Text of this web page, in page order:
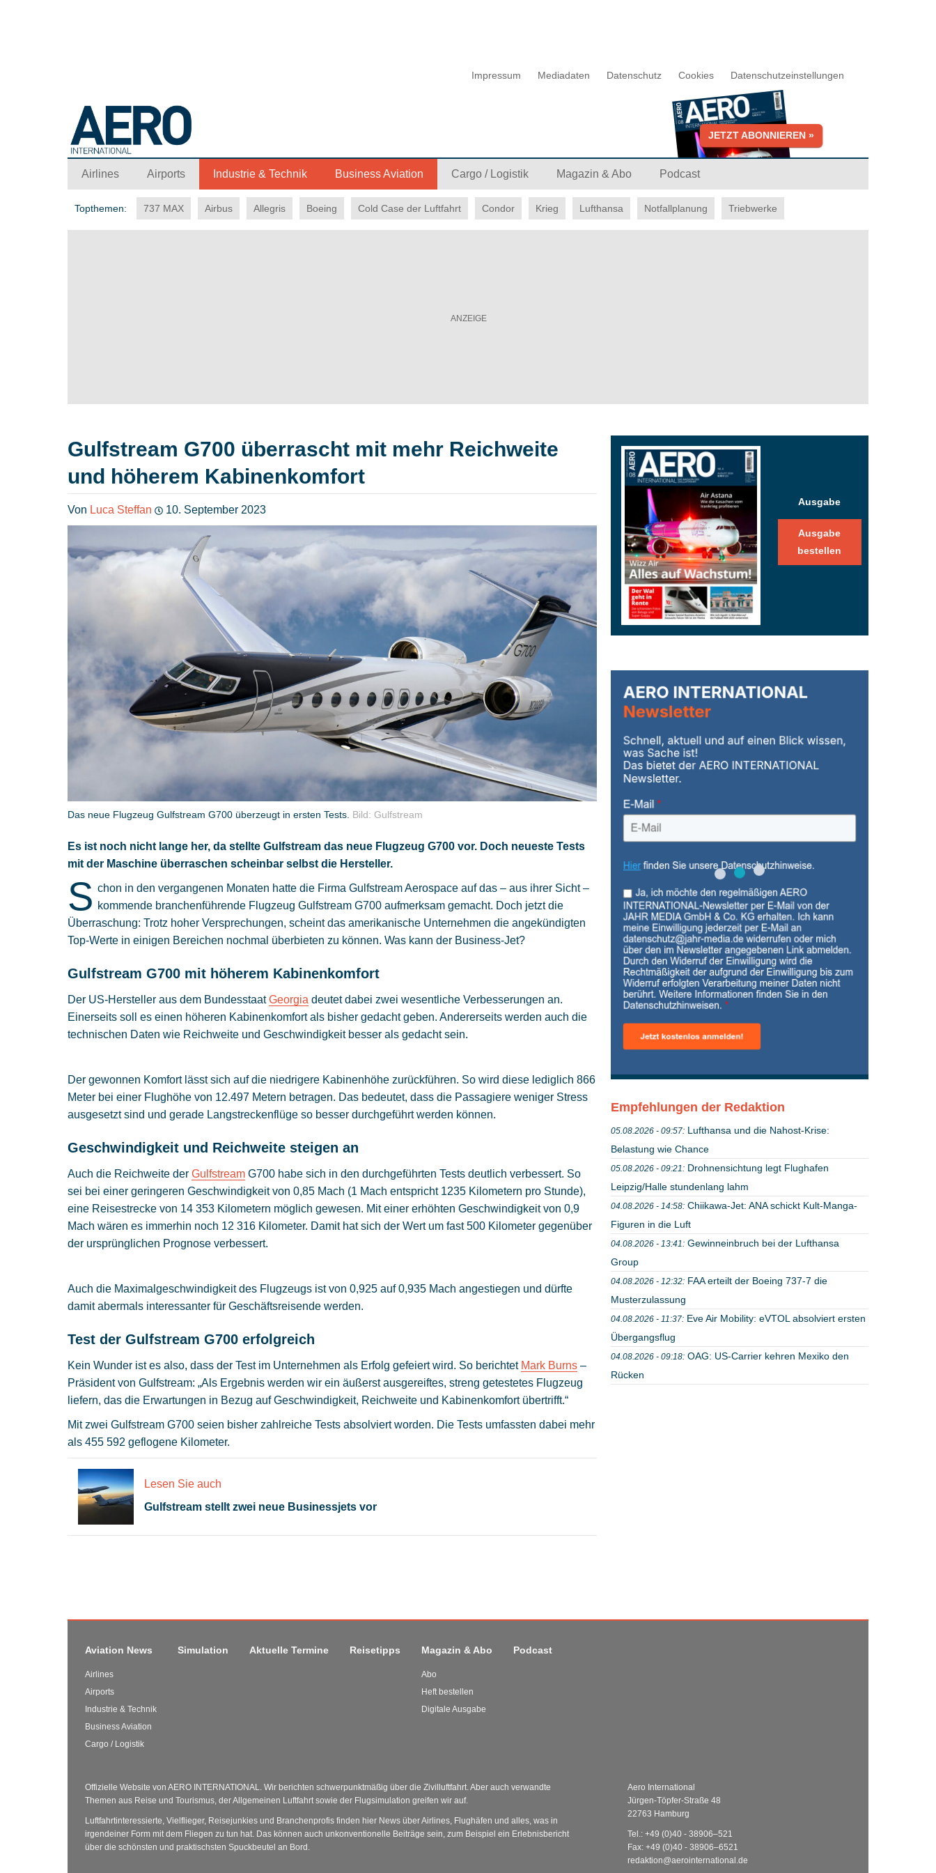
Impressum Mediadaten Datenschutz Cookies Datenschutzeinstellungen
JETZT ABONNIEREN »
Airlines Airports Industrie & Technik Business Aviation Cargo / Logistik Magazin & Abo Podcast
Topthemen: 737 MAX Airbus Allegris Boeing Cold Case der Luftfahrt Condor Krieg Lufthansa Notfallplanung Triebwerke
Ausgabe
Ausgabe
bestellen
Empfehlungen der Redaktion
05.08.2026 - 09:57: Lufthansa und die Nahost-Krise:
Belastung wie Chance
05.08.2026 - 09:21: Drohnensichtung legt Flughafen
Leipzig/Halle stundenlang lahm
04.08.2026 - 14:58: Chiikawa-Jet: ANA schickt Kult-Manga-
Figuren in die Luft
04.08.2026 - 13:41: Gewinneinbruch bei der Lufthansa
Group
04.08.2026 - 12:32: FAA erteilt der Boeing 737-7 die
Musterzulassung
04.08.2026 - 11:37: Eve Air Mobility: eVTOL absolviert ersten
Übergangsflug
04.08.2026 - 09:18: OAG: US-Carrier kehren Mexiko den
Rücken
Gulfstream G700 überrascht mit mehr Reichweite
und höherem Kabinenkomfort
Von Luca Steffan 10. September 2023
Das neue Flugzeug Gulfstream G700 überzeugt in ersten Tests. Bild: Gulfstream
Es ist noch nicht lange her, da stellte Gulfstream das neue Flugzeug G700 vor. Doch neueste Tests
mit der Maschine überraschen scheinbar selbst die Hersteller.
S chon in den vergangenen Monaten hatte die Firma Gulfstream Aerospace auf das – aus ihrer Sicht –
kommende branchenführende Flugzeug Gulfstream G700 aufmerksam gemacht. Doch jetzt die
Überraschung: Trotz hoher Versprechungen, scheint das amerikanische Unternehmen die angekündigten
Top-Werte in einigen Bereichen nochmal überbieten zu können. Was kann der Business-Jet?
Gulfstream G700 mit höherem Kabinenkomfort
Der US-Hersteller aus dem BundesstaatGeorgia deutet dabei zwei wesentliche Verbesserungen an.
Einerseits soll es einen höheren Kabinenkomfort als bisher gedacht geben. Andererseits werden auch die
technischen Daten wie Reichweite und Geschwindigkeit besser als gedacht sein.
Der gewonnen Komfort lässt sich auf die niedrigere Kabinenhöhe zurückführen. So wird diese lediglich 866
Meter bei einer Flughöhe von 12.497 Metern betragen. Das bedeutet, dass die Passagiere weniger Stress
ausgesetzt sind und gerade Langstreckenflüge so besser durchgeführt werden können.
Geschwindigkeit und Reichweite steigen an
Auch die Reichweite derGulfstream G700 habe sich in den durchgeführten Tests deutlich verbessert. So
sei bei einer geringeren Geschwindigkeit von 0,85 Mach (1 Mach entspricht 1235 Kilometern pro Stunde),
eine Reisestrecke von 14 353 Kilometern möglich gewesen. Mit einer erhöhten Geschwindigkeit von 0,9
Mach wären es immerhin noch 12 316 Kilometer. Damit hat sich der Wert um fast 500 Kilometer gegenüber
der ursprünglichen Prognose verbessert.
Auch die Maximalgeschwindigkeit des Flugzeugs ist von 0,925 auf 0,935 Mach angestiegen und dürfte
damit abermals interessanter für Geschäftsreisende werden.
Test der Gulfstream G700 erfolgreich
Kein Wunder ist es also, dass der Test im Unternehmen als Erfolg gefeiert wird. So berichtet Mark Burns –
Präsident von Gulfstream: „Als Ergebnis werden wir ein äußerst ausgereiftes, streng getestetes Flugzeug
liefern, das die Erwartungen in Bezug auf Geschwindigkeit, Reichweite und Kabinenkomfort übertrifft.“
Mit zwei Gulfstream G700 seien bisher zahlreiche Tests absolviert worden. Die Tests umfassten dabei mehr
als 455 592 geflogene Kilometer.
Lesen Sie auch
Gulfstream stellt zwei neue Businessjets vor
Aviation News
Airlines
Airports
Industrie & Technik
Business Aviation
Cargo / Logistik
Simulation Aktuelle Termine Reisetipps Magazin & Abo
Abo
Heft bestellen
Digitale Ausgabe
Podcast
Offizielle Website von AERO INTERNATIONAL. Wir berichten schwerpunktmäßig über die Zivilluftfahrt. Aber auch verwandte
Themen aus Reise und Tourismus, der Allgemeinen Luftfahrt sowie der Flugsimulation greifen wir auf.
Luftfahrtinteressierte, Vielflieger, Reisejunkies und Branchenprofis finden hier News über Airlines, Flughäfen und alles, was in
irgendeiner Form mit dem Fliegen zu tun hat. Das können auch unkonventionelle Beiträge sein, zum Beispiel ein Erlebnisbericht
über die schönsten und praktischsten Spuckbeutel an Bord.
Aero International
Jürgen-Töpfer-Straße 48
22763 Hamburg
Tel.: +49 (0)40 - 38906–521
Fax: +49 (0)40 - 38906–6521
redaktion@aerointernational.de